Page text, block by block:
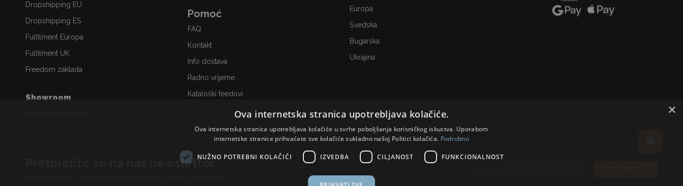
Dropshipping EU
Dropshipping ES
Fulfilment Europa
Fulfilment UK
Freedom zaklada
Showroom
Pomoć
FAQ
Kontakt
Info dostava
Radno vrijeme
Kataloški feedovi
Europa
Švedska
Bugarska
Ukrajina
Pretplatite se na naš newsletter
×
Ova internetska stranica upotrebljava kolačiće.
Ova internetska stranica upotrebljava kolačiće u svrhe poboljšanja korisničkog iskustva. Uporabom
internetske stranice prihvaćate sve kolačiće sukladno našoj Politici kolačića. Podrobno
NUŽNO POTREBNI KOLAČIĆI IZVEDBA CILJANOST FUNKCIONALNOST